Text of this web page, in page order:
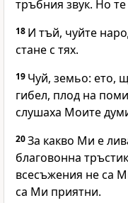
тръбния звук. Но
18 И тъй, чуйте
стане с тях.
19 Чуй, земьо: ето,
гибел, плод на
слушаха Моите
20За какво Ми е
благовонна
всесъжения не са
са Ми приятни.